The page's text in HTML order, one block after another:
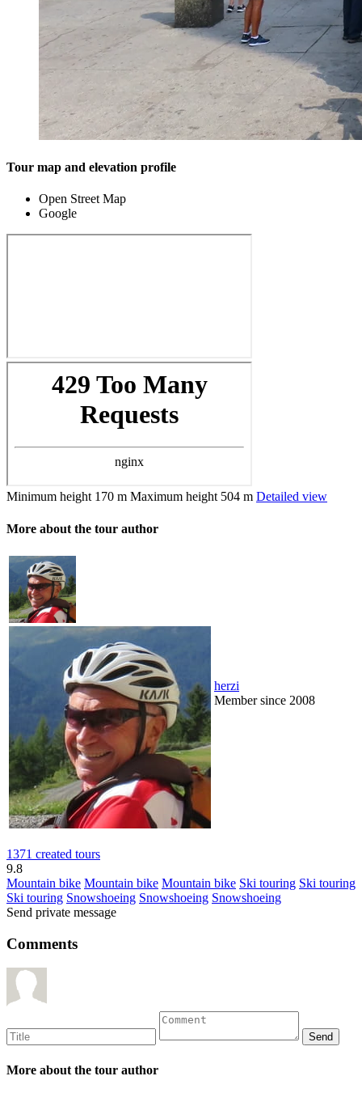
Tour map and elevation profile
Open Street Map
Google
Minimum height 170 m Maximum height 504 m Detailed view
More about the tour author
herzi
Member since 2008
1371 created tours
9.8
Mountain bike Mountain bike Mountain bike Ski touring Ski touring
Ski touring Snowshoeing Snowshoeing Snowshoeing
Send private message
Comments
More about the tour author